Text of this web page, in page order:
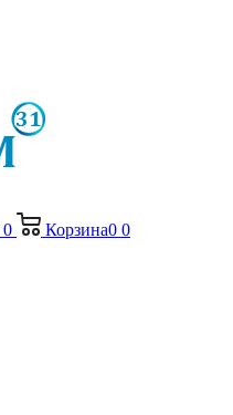
0 Корзина0 0